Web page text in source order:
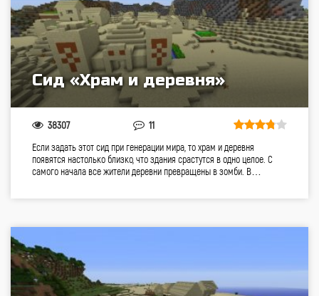
Сид «Храм и деревня»
38307 11
Если задать этот сид при генерации мира, то храм и деревня
появятся настолько близко, что здания срастутся в одно целое. С
самого начала все жители деревни превращены в зомби. В…